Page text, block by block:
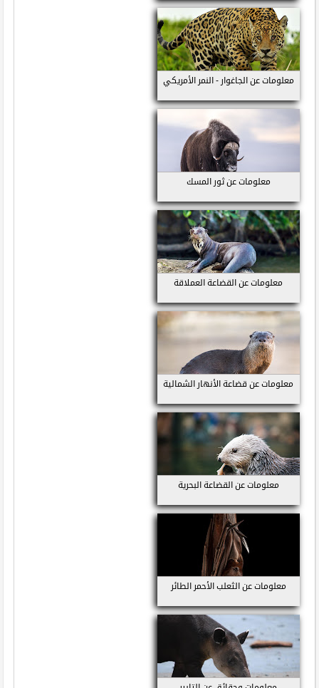
معلومات عن الجاغوار - النمر الأمريكي
معلومات عن ثور المسك
معلومات عن القضاعة العملاقة
معلومات عن قضاعة الأنهار الشمالية
معلومات عن القضاعة البحرية
معلومات عن الثعلب الأحمر الطائر